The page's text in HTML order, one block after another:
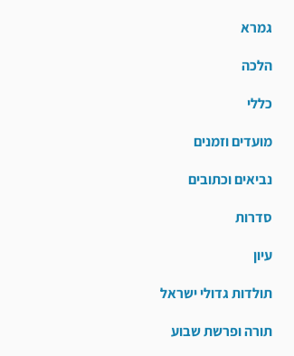
גמרא
הלכה
כללי
מועדים וזמנים
נביאים וכתובים
סדרות
עיון
תולדות גדולי ישראל
תורה ופרשת שבוע